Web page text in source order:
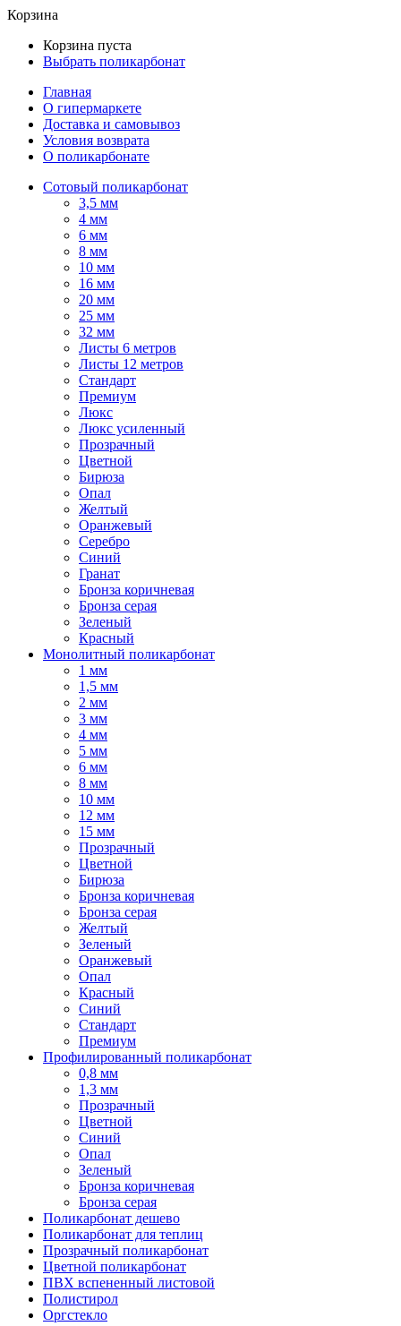
Корзина
Корзина пуста
Выбрать поликарбонат
Главная
О гипермаркете
Доставка и самовывоз
Условия возврата
О поликарбонате
Сотовый поликарбонат
3,5 мм
4 мм
6 мм
8 мм
10 мм
16 мм
20 мм
25 мм
32 мм
Листы 6 метров
Листы 12 метров
Стандарт
Премиум
Люкс
Люкс усиленный
Прозрачный
Цветной
Бирюза
Опал
Желтый
Оранжевый
Серебро
Синий
Гранат
Бронза коричневая
Бронза серая
Зеленый
Красный
Монолитный поликарбонат
1 мм
1,5 мм
2 мм
3 мм
4 мм
5 мм
6 мм
8 мм
10 мм
12 мм
15 мм
Прозрачный
Цветной
Бирюза
Бронза коричневая
Бронза серая
Желтый
Зеленый
Оранжевый
Опал
Красный
Синий
Стандарт
Премиум
Профилированный поликарбонат
0,8 мм
1,3 мм
Прозрачный
Цветной
Синий
Опал
Зеленый
Бронза коричневая
Бронза серая
Поликарбонат дешево
Поликарбонат для теплиц
Прозрачный поликарбонат
Цветной поликарбонат
ПВХ вспененный листовой
Полистирол
Оргстекло